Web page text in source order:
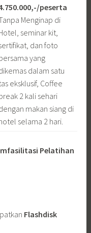
peserta
Menginap di
seminar kit,
dan foto
yang
dalam satu
eksklusif, Coffee
2 kali sehari
makan siang di
selama 2 hari.
Pelatihan
Flashdisk